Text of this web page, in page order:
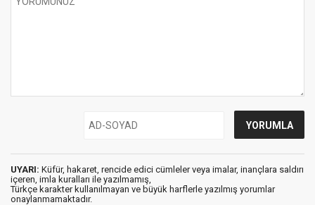
UYARI: Küfür, hakaret, rencide edici cümleler veya imalar, inançlara saldırı
içeren, imla kuralları ile yazılmamış,
Türkçe karakter kullanılmayan ve büyük harflerle yazılmış yorumlar
onaylanmamaktadır.